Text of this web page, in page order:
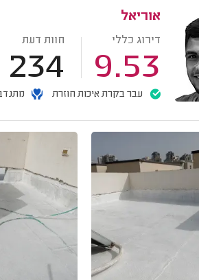
אוריאל
דירוג כללי
9.53
חוות דעת
234
עבר בקרת איכות חוזרת